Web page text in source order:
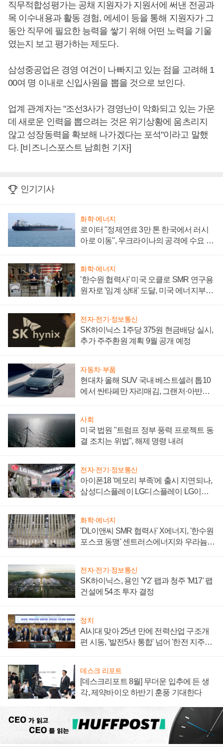
직무적합성평가는 공채 지원자가 지원서에 써낸 전공과
목 이수내용과 활동 경험, 에세이 등을 통해 지원자가 그
동안 직무에 필요한 능력을 쌓기 위해 어떤 노력을 기울
였는지 보고 평가하는 제도다.
삼성중공업은 경영 여건이 나빠지고 있는 점을 고려해 1
00여 명 이내로 신입사원을 뽑을 것으로 보인다.
업계 관계자는 "조선3사가 경영난이 악화되고 있는 가운
데 새로운 인력을 뽑으려는 것은 위기상황에 움츠리지
않고 성장동력을 확보해 나가겠다는 포석"이라고 말했
다. [비즈니스포스트 남희헌 기자]
인기기사
화학·에너지
로이터 "정제연료 3만 톤 한국에서 러시
아로 이동", 우크라이나의 공격에 수요 늘
화학·에너지
'한수원 협력사' 미국 오클로 SMR 연구용
원자로 '임계 상태' 도달, 미국 에너지부
전자·전기·정보통신
SK하이닉스 1주당 375원 현금배당 실시,
추가 주주환원 계획 9월 공개 예정
자동차·부품
현대차 올해 SUV 국내 베스트셀러 톱10
에서 싼타페만 자리매김, 그랜저·아반떼
사회
미국 법원 "트럼프 정부 풍력 프로젝트 동
결 조치는 위법", 해제 명령 내려
전자·전기·정보통신
아이폰18 '메모리 부족'에 출시 지연되나,
삼성디스플레이 LG디스플레이 LG이노
화학·에너지
'DL이앤씨 SMR 협력사' X에너지, '한수원
포스코 동맹' 센트러스에너지와 우라늄
전자·전기·정보통신
SK하이닉스, 용인 'Y2' 팹과 청주 'M17' 팹
건설에 54조 투자 결정
정치
AI시대 맞아 25년 만에 전력산업 구조개
편 시동, '발전5사 통합' 넘어 '한전 지주사'
데스크 리포트
[데스크리포트 8월] 무더운 입추에 든 생
각, 제약바이오 하반기 훈풍 기대한다